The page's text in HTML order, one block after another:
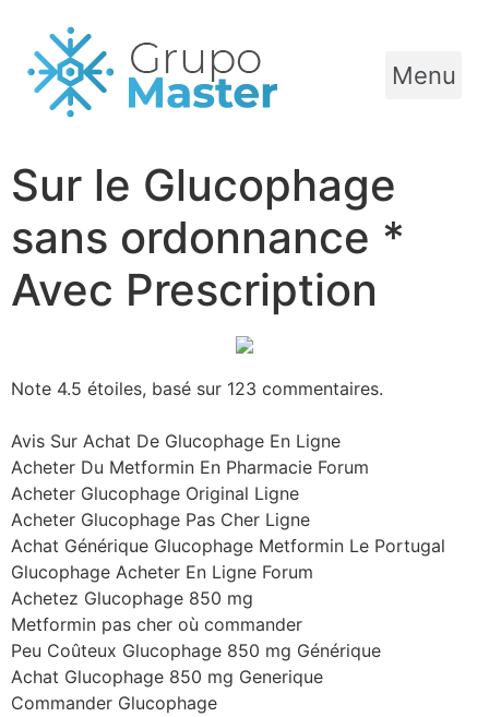
Menu
Sur le Glucophage
sans ordonnance *
Avec Prescription
Note 4.5 étoiles, basé sur 123 commentaires.
Avis Sur Achat De Glucophage En Ligne
Acheter Du Metformin En Pharmacie Forum
Acheter Glucophage Original Ligne
Acheter Glucophage Pas Cher Ligne
Achat Générique Glucophage Metformin Le Portugal
Glucophage Acheter En Ligne Forum
Achetez Glucophage 850 mg
Metformin pas cher où commander
Peu Coûteux Glucophage 850 mg Générique
Achat Glucophage 850 mg Generique
Commander Glucophage